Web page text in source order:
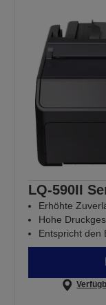
LQ-590II
Erhöhte
Hohe
Entspricht den